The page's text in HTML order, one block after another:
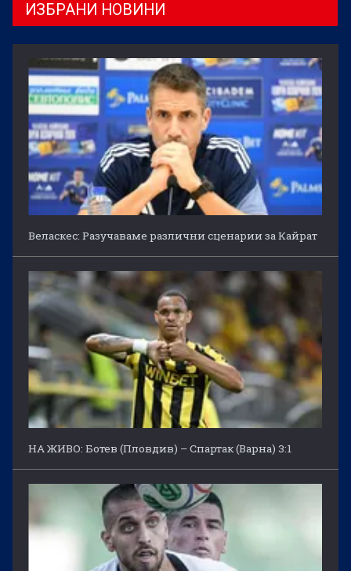
ИЗБРАНИ НОВИНИ
Веласкес: Разучаваме различни сценарии за Кайрат
НА ЖИВО: Ботев (Пловдив) – Спартак (Варна) 3:1